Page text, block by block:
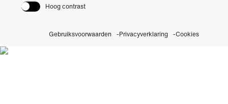
Hoog contrast
Gebruiksvoorwaarden Privacyverklaring Cookies